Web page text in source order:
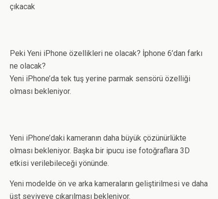
çıkacak
Peki Yeni iPhone özellikleri ne olacak? İphone 6’dan farkı
ne olacak?
Yeni iPhone’da tek tuş yerine parmak sensörü özelliği
olması bekleniyor.
Yeni iPhone’daki kameranın daha büyük çözünürlükte
olması bekleniyor. Başka bir ipucu ise fotoğraflara 3D
etkisi verilebileceği yönünde.
Yeni modelde ön ve arka kameraların geliştirilmesi ve daha
üst seviyeye çıkarılması bekleniyor.